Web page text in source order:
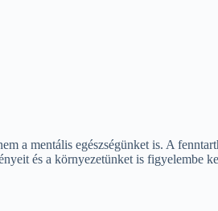
a mentális egészségünket is. A
és a környezetünket is figyelembe